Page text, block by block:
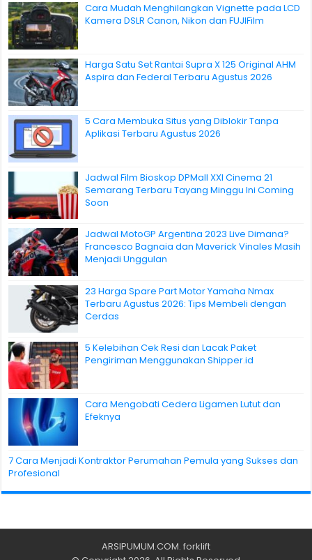
Cara Mudah Menghilangkan Vignette pada LCD
Kamera DSLR Canon, Nikon dan FUJIFilm
Harga Satu Set Rantai Supra X 125 Original AHM
Aspira dan Federal Terbaru Agustus 2026
5 Cara Membuka Situs yang Diblokir Tanpa
Aplikasi Terbaru Agustus 2026
Jadwal Film Bioskop DPMall XXI Cinema 21
Semarang Terbaru Tayang Minggu Ini Coming
Soon
Jadwal MotoGP Argentina 2023 Live Dimana?
Francesco Bagnaia dan Maverick Vinales Masih
Menjadi Unggulan
23 Harga Spare Part Motor Yamaha Nmax
Terbaru Agustus 2026: Tips Membeli dengan
Cerdas
5 Kelebihan Cek Resi dan Lacak Paket
Pengiriman Menggunakan Shipper.id
Cara Mengobati Cedera Ligamen Lutut dan
Efeknya
7 Cara Menjadi Kontraktor Perumahan Pemula yang Sukses dan
Profesional
ARSIPUMUM.COM. forklift